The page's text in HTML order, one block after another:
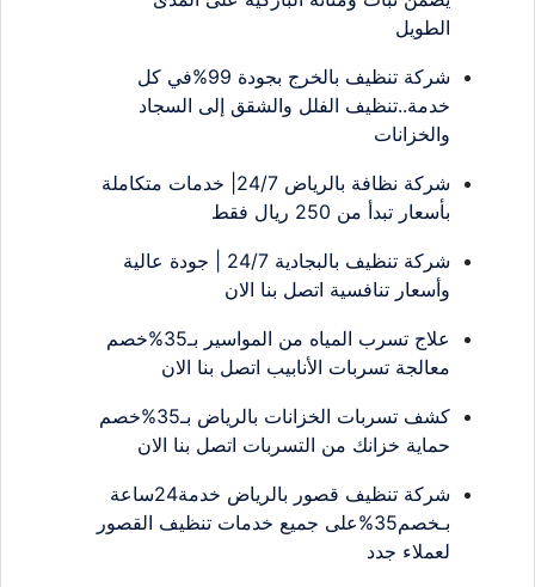
الطويل
شركة تنظيف بالخرج بجودة 99%في كل
خدمة..تنظيف الفلل والشقق إلى السجاد
والخزانات
شركة نظافة بالرياض 24/7| خدمات متكاملة
بأسعار تبدأ من 250 ريال فقط
شركة تنظيف بالبجادية 24/7 | جودة عالية
وأسعار تنافسية اتصل بنا الان
علاج تسرب المياه من المواسير بـ35%خصم
معالجة تسربات الأنابيب اتصل بنا الان
كشف تسربات الخزانات بالرياض بـ35%خصم
حماية خزانك من التسربات اتصل بنا الان
شركة تنظيف قصور بالرياض خدمة24ساعة
بـخصم35%على جميع خدمات تنظيف القصور
لعملاء جدد